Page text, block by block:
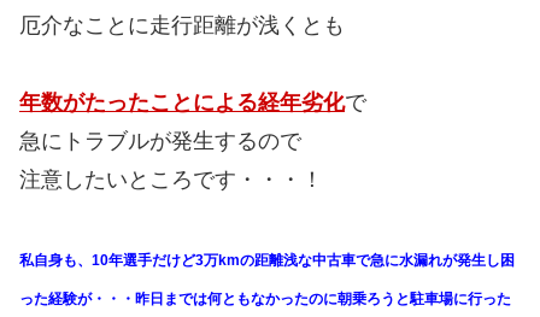
厄介なことに走行距離が浅くとも
年数がたったことによる経年劣化で
急にトラブルが発生するので
注意したいところです・・・！
私自身も、10年選手だけど3万kmの距離浅な中古車で急に水漏れが発生し困
った経験が・・・昨日までは何ともなかったのに朝乗ろうと駐車場に行った